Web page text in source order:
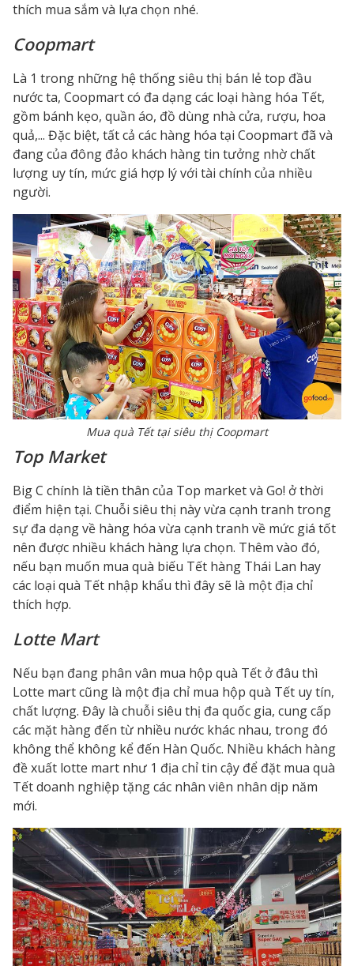
thích mua sắm và lựa chọn nhé.
Coopmart
Là 1 trong những hệ thống siêu thị bán lẻ top đầu
nước ta, Coopmart có đa dạng các loại hàng hóa Tết,
gồm bánh kẹo, quần áo, đồ dùng nhà cửa, rượu, hoa
quả,... Đặc biệt, tất cả các hàng hóa tại Coopmart đã và
đang của đông đảo khách hàng tin tưởng nhờ chất
lượng uy tín, mức giá hợp lý với tài chính của nhiều
người.
Mua quà Tết tại siêu thị Coopmart
Top Market
Big C chính là tiền thân của Top market và Go! ở thời
điểm hiện tại. Chuỗi siêu thị này vừa cạnh tranh trong
sự đa dạng về hàng hóa vừa cạnh tranh về mức giá tốt
nên được nhiều khách hàng lựa chọn. Thêm vào đó,
nếu bạn muốn mua quà biếu Tết hàng Thái Lan hay
các loại quà Tết nhập khẩu thì đây sẽ là một địa chỉ
thích hợp.
Lotte Mart
Nếu bạn đang phân vân mua hộp quà Tết ở đâu thì
Lotte mart cũng là một địa chỉ mua hộp quà Tết uy tín,
chất lượng. Đây là chuỗi siêu thị đa quốc gia, cung cấp
các mặt hàng đến từ nhiều nước khác nhau, trong đó
không thể không kể đến Hàn Quốc. Nhiều khách hàng
đề xuất lotte mart như 1 địa chỉ tin cậy để đặt mua quà
Tết doanh nghiệp tặng các nhân viên nhân dịp năm
mới.